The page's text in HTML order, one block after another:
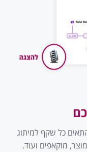
כל שקף למיתוג
מוקאפים ועוד.